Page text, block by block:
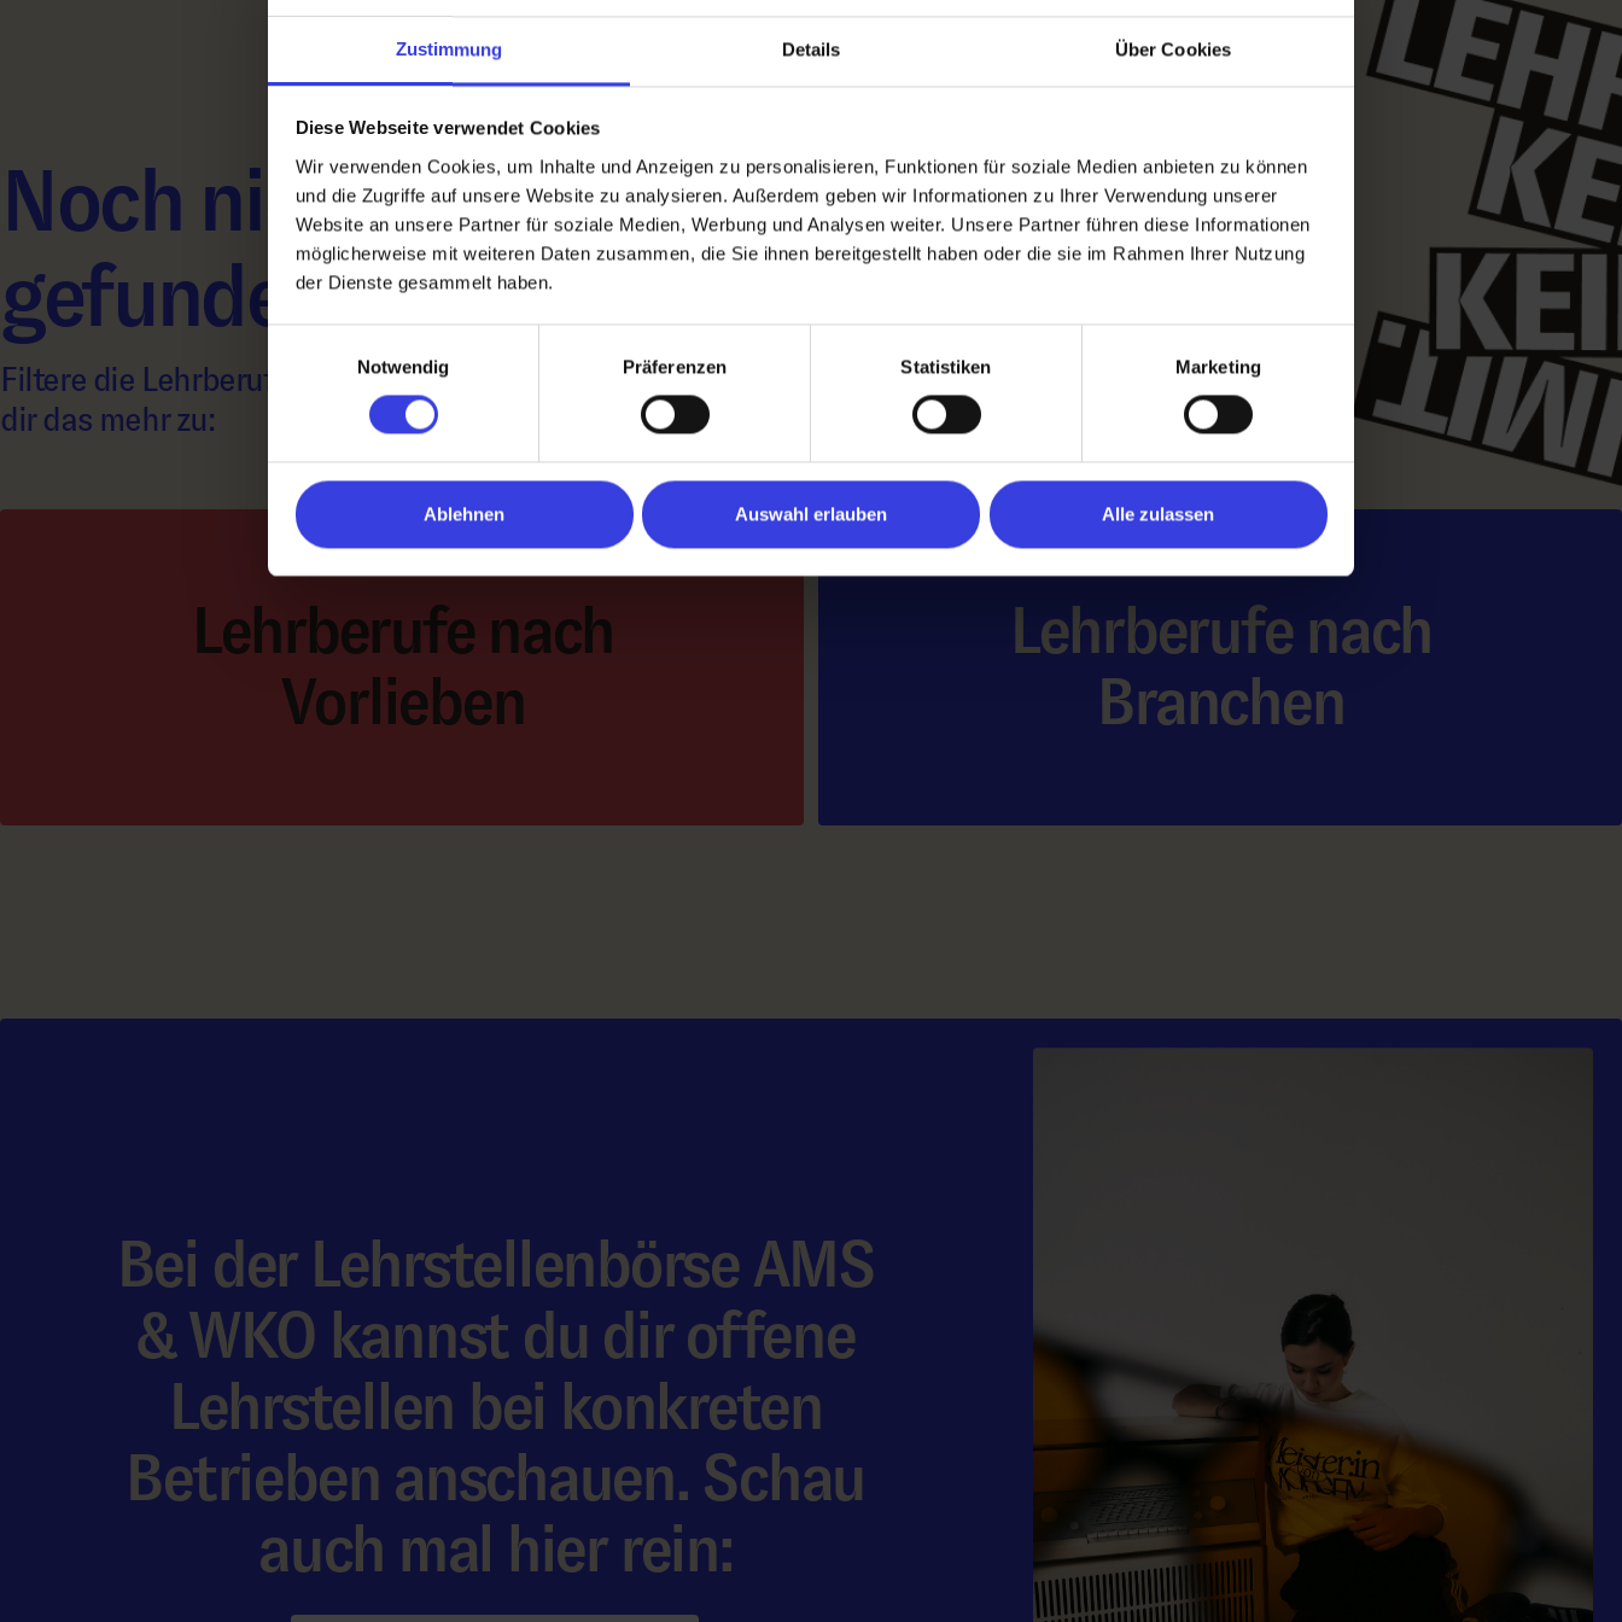
Zustimmung Details Über Cookies
Diese Webseite verwendet Cookies
Wir verwenden Cookies, um Inhalte und Anzeigen zu personalisieren, Funktionen für soziale Medien anbieten zu können
und die Zugriffe auf unsere Website zu analysieren. Außerdem geben wir Informationen zu Ihrer Verwendung unserer
Website an unsere Partner für soziale Medien, Werbung und Analysen weiter. Unsere Partner führen diese Informationen
möglicherweise mit weiteren Daten zusammen, die Sie ihnen bereitgestellt haben oder die sie im Rahmen Ihrer Nutzung
der Dienste gesammelt haben.
Notwendig
Präferenzen Statistiken Marketing
Ablehnen Auswahl erlauben Alle zulassen
Noch nichts Richtiges
gefunden?
Filtere die Lehrberufe nach A – Z oder stöbere in den Branchen. Vielleicht sagt
dir das mehr zu:
Lehrberufe nach
Vorlieben
Lehrberufe nach
Branchen
Bei der Lehrstellenbörse AMS
& WKO kannst du dir offene
Lehrstellen bei konkreten
Betrieben anschauen. Schau
auch mal hier rein: